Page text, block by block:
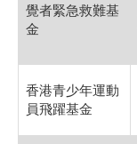
覺者緊急救難基
金
香港青少年運動
員飛躍基金